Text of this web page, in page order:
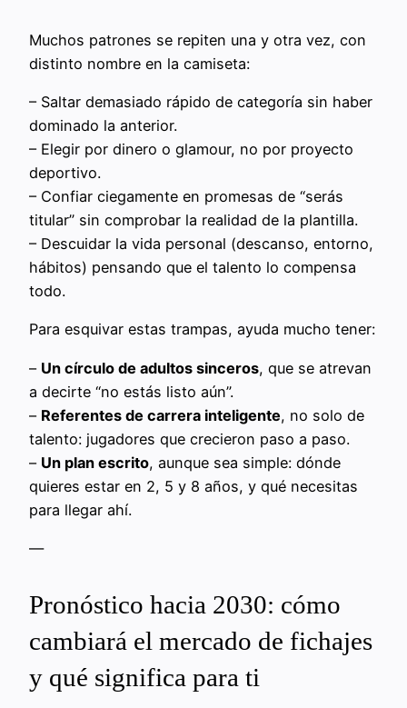
Muchos patrones se repiten una y otra vez, con
distinto nombre en la camiseta:
– Saltar demasiado rápido de categoría sin haber
dominado la anterior.
– Elegir por dinero o glamour, no por proyecto
deportivo.
– Confiar ciegamente en promesas de “serás
titular” sin comprobar la realidad de la plantilla.
– Descuidar la vida personal (descanso, entorno,
hábitos) pensando que el talento lo compensa
todo.
Para esquivar estas trampas, ayuda mucho tener:
– Un círculo de adultos sinceros, que se atrevan
a decirte “no estás listo aún”.
– Referentes de carrera inteligente, no solo de
talento: jugadores que crecieron paso a paso.
– Un plan escrito, aunque sea simple: dónde
quieres estar en 2, 5 y 8 años, y qué necesitas
para llegar ahí.
—
Pronóstico hacia 2030: cómo
cambiará el mercado de fichajes
y qué significa para ti